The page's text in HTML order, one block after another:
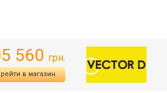
560 грн.
в магазин